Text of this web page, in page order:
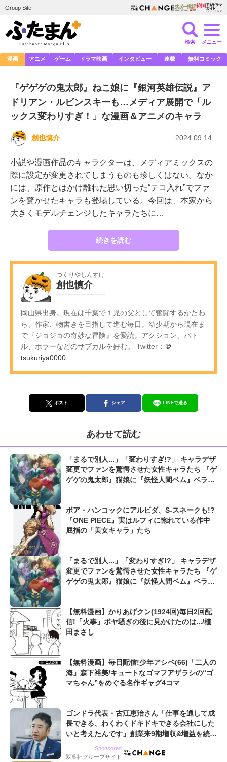
Group Site
検索 メニュー
漫画 アニメ ゲーム ドラマ映画 インタビュー 連載 無料コミック
『ゲゲゲの鬼太郎』ねこ娘に『銀河英雄伝説』ア
ドリアン・ルビンスキーも…メディア展開で「ル
ックス変わりすぎ！」な漫画＆アニメのキャラ
創也慎介 2024.09.14
小説や漫画作品のキャラクターは、メディアミックスの
際に設定が変更されてしまうものも珍しくはない。なか
には、原作とはかけ離れた思い切った“テコ入れ”でファ
ンを驚かせたキャラも登場している。今回は、本家から
大きくモデルチェンジしたキャラたちに…
続きを読む
つくりやしんすけ
創也慎介
岡山県出身。現在は千葉で１児の父として奮闘するかたわ
ら、作家、物書きを目指して進む毎日。幼少期から現在ま
で『ジョジョの奇妙な冒険』を愛読。アクション、バト
ル、ホラーなどのサブカルを好む。 Twitter： ＠
tsukuriya0000
ポスト シェア LINEで送る
あわせて読む
「まるで別人...」「変わりすぎ!?」 キャラデザ
変更でファンを驚愕させた女性キャラたち 『ゲ
ゲゲの鬼太郎』猫娘に『妖怪人間ベム』ベラ、
ボア・ハンコックにアルビダ、S-スネークも!?
『ONE PIECE』実はルフィに惚れている作中
屈指の「美女キャラ」たち
「まるで別人...」「変わりすぎ!?」 キャラデザ
変更でファンを驚愕させた女性キャラたち 『ゲ
ゲゲの鬼太郎』猫娘に『妖怪人間ベム』ベラ、
【無料漫画】かりあげクン(1924回)毎日2回配
信!「火事」ボヤ騒ぎの後に見かけたのは.../植
田まさし
【無料漫画】毎日配信!少年アシベ(66)「二人の
海」森下裕美/キュートなゴマフアザラシの“ゴ
マちゃん”をめぐる名作ギャグ4コマ
ゴンドラ代表・古江恵治さん「仕事を通して成
長できる、わくわくドキドキできる会社にした
いと考えたんです」創業来9期増収&増益を続け
Sponsored
双葉社グループサイト